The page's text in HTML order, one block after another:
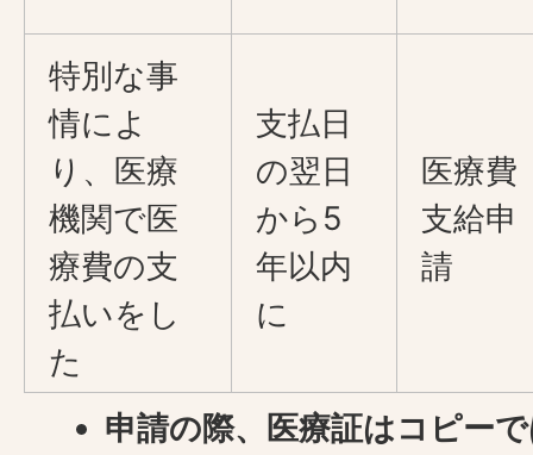
特別な事
情によ
り、医療
機関で医
療費の支
払いをし
た
支払日
の翌日
から5
年以内
に
医療費
支給申
請
申請の際、医療証はコピー